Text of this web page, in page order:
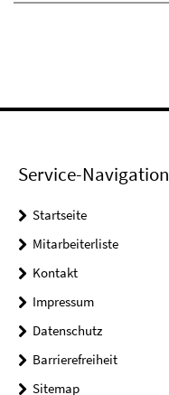
Service-Navigation
Startseite
Mitarbeiterliste
Kontakt
Impressum
Datenschutz
Barrierefreiheit
Sitemap